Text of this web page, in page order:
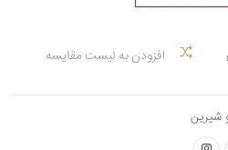
افزودن به لیست مقایسه
شیرین